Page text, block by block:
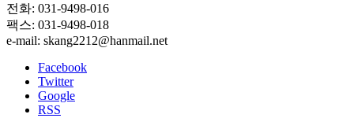
전화: 031-9498-016
팩스: 031-9498-018
e-mail: skang2212@hanmail.net
Facebook
Twitter
Google
RSS